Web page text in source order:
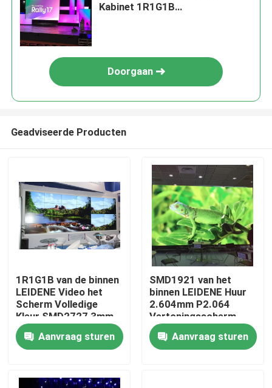
Huis
Producten
Videos
Kabinet 1R1G1B
Doorgaan
Geadviseerde Producten
1R1G1B van de binnen
LEIDENE Video het
Scherm Volledige
Kleur SMD2727 3mm
Muurvertoning
Aanvraag sturen
SMD1921 van het
binnen LEIDENE Huur
2.604mm P2.064
Vertoningsscherm
voor Familie
Aanvraag sturen